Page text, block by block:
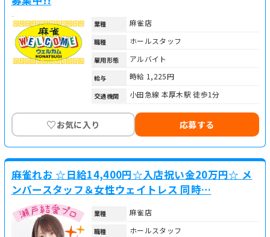
業種 麻雀店
職種 ホールスタッフ
雇用形態 アルバイト
給与 時給 1,225円
交通機関 小田急線 本厚木駅 徒歩1分
♡お気に入り 応募する
麻雀れお ☆日給14,400円☆入店祝い金20万円☆ メ
ンバースタッフ＆女性ウェイトレス 同時…
業種 麻雀店
職種 ホールスタッフ